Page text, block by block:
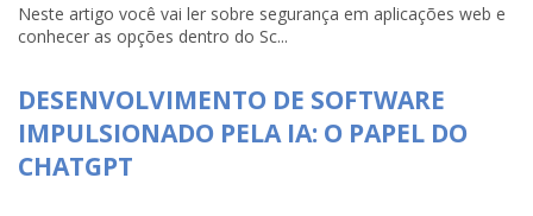
Neste artigo você vai ler sobre segurança em aplicações web e
conhecer as opções dentro do Sc...
DESENVOLVIMENTO DE SOFTWARE
IMPULSIONADO PELA IA: O PAPEL DO
CHATGPT